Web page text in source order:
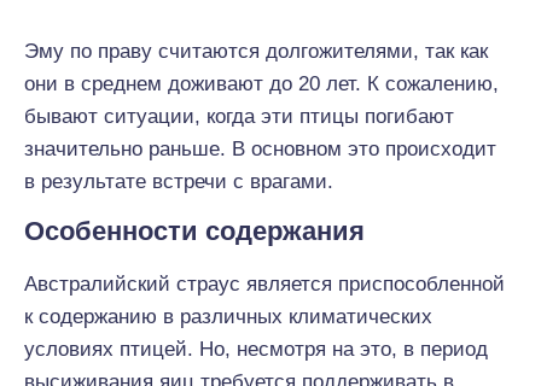
Эму по праву считаются долгожителями, так как
они в среднем доживают до 20 лет. К сожалению,
бывают ситуации, когда эти птицы погибают
значительно раньше. В основном это происходит
в результате встречи с врагами.
Особенности содержания
Австралийский страус является приспособленной
к содержанию в различных климатических
условиях птицей. Но, несмотря на это, в период